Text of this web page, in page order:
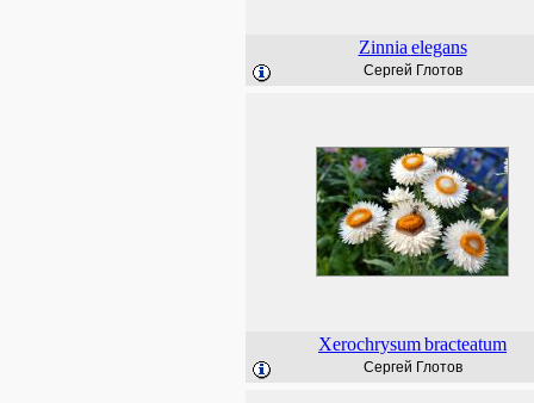
Zinnia elegans
Сергей Глотов
Xerochrysumbracteatum
Сергей Глотов